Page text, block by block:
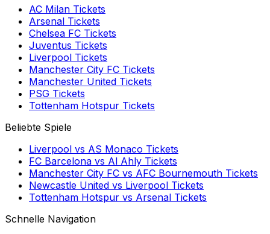
AC Milan Tickets
Arsenal Tickets
Chelsea FC Tickets
Juventus Tickets
Liverpool Tickets
Manchester City FC Tickets
Manchester United Tickets
PSG Tickets
Tottenham Hotspur Tickets
Beliebte Spiele
Liverpool vs AS Monaco Tickets
FC Barcelona vs Al Ahly Tickets
Manchester City FC vs AFC Bournemouth Tickets
Newcastle United vs Liverpool Tickets
Tottenham Hotspur vs Arsenal Tickets
Schnelle Navigation